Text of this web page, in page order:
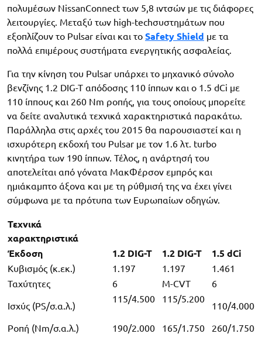
πολυμέσων NissanConnect των 5,8 ιντσών με τις διάφορες
λειτουργίες. Μεταξύ των high-techσυστημάτων που
εξοπλίζουν το Pulsar είναι και το Safety Shield με τα
πολλά επιμέρους συστήματα ενεργητικής ασφαλείας.
Για την κίνηση του Pulsar υπάρχει το μηχανικό σύνολο
βενζίνης 1.2 DIG-T απόδοσης 110 ίππων και ο 1.5 dCi με
110 ίππους και 260 Nm ροπής, για τους οποίους μπορείτε
να δείτε αναλυτικά τεχνικά χαρακτηριστικά παρακάτω.
Παράλληλα στις αρχές του 2015 θα παρουσιαστεί και η
ισχυρότερη εκδοχή του Pulsar με τον 1.6 λτ. turbo
κινητήρα των 190 ίππων. Τέλος, η ανάρτησή του
αποτελείται από γόνατα ΜακΦέρσον εμπρός και
ημιάκαμπτο άξονα και με τη ρύθμισή της να έχει γίνει
σύμφωνα με τα πρότυπα των Ευρωπαίων οδηγών.
Τεχνικά
χαρακτηριστικά
Έκδοση
1.2 DIG-T 1.2 DIG-T
1.5 dCi
Κυβισμός (κ.εκ.)
1.197 1.197
1.461
Ταχύτητες
6 M-CVT 6
Ισχύς (PS/σ.α.λ.)
115/4.500 115/5.200
110/4.000
Ροπή (Nm/σ.α.λ.) 190/2.000 165/1.750
260/1.750